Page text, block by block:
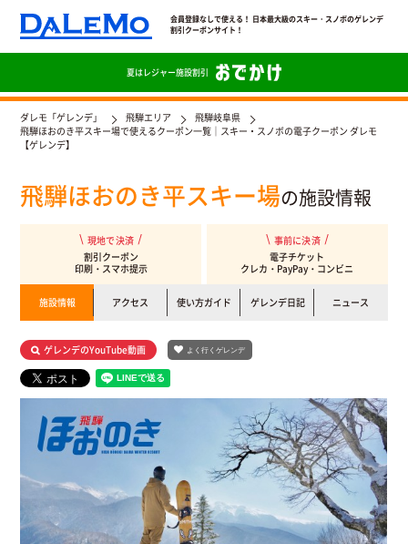
会員登録なしで使える！ 日本最大級のスキー・スノボのゲレンデ
割引クーポンサイト！
夏はレジャー施設割引
ダレモ「ゲレンデ」 飛騨エリア
飛騨岐阜県
飛騨ほおのき平スキー場で使えるクーポン一覧｜スキー・スノボの電子クーポン ダレモ
【ゲレンデ】
飛騨ほおのき平スキー場の施設情報
現地で決済
割引クーポン
印刷・スマホ提示
事前に決済
電子チケット
クレカ・PayPay・コンビニ
施設情報 アクセス 使い方ガイド ゲレンデ日記 ニュース
ゲレンデのYouTube動画 よく行くゲレンデ